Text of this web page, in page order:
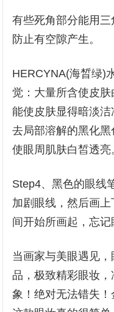
有些死角部分能用
防止有空隙产生。
HERCYNA(海晳绿)
觉：大量所含使皮肤
能使皮肤显得暗淡
去局部溶解的黑化黑
使眼周肌肤白皙透亮
Step4、黑色的眼线
加剧眼线，然后画
间开始所画起，忘记
当画家与美眼遇见
品，极致精彩眼妆
象！绝对无法错失！